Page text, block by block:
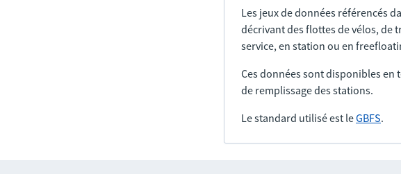
Les jeux de données référencés
décrivant des flottes de vélos, de
service, en station ou en
Ces données sont disponibles
de remplissage des stations.
Le standard utilisé est leGBFS.